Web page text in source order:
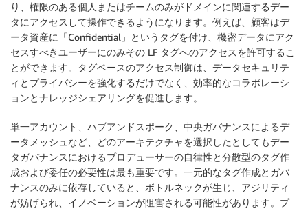
り、権限のある個人またはチームのみがドメインに関連するデー
タにアクセスして操作できるようになります。例えば、顧客はデ
ータ資産に「Confidential」というタグを付け、機密データにアク
セスすべきユーザーにのみその LF タグへのアクセスを許可するこ
とができます。タグベースのアクセス制御は、データセキュリテ
ィとプライバシーを強化するだけでなく、効率的なコラボレーシ
ョンとナレッジシェアリングを促進します。
単一アカウント、ハブアンドスポーク、中央ガバナンスによるデ
ータメッシュなど、どのアーキテクチャを選択したとしてもデー
タガバナンスにおけるプロデューサーの自律性と分散型のタグ作
成および委任の必要性は最も重要です。一元的なタグ作成とガバ
ナンスのみに依存していると、ボトルネックが生じ、アジリティ
が妨げられ、イノベーションが阻害される可能性があります。プ